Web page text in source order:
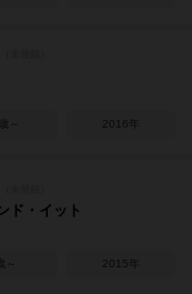
～ 2016年
ド・イット
～ 2015年